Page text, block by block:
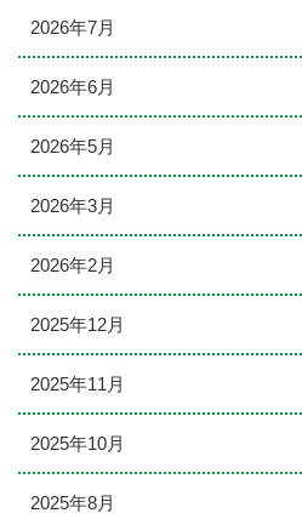
2026年7月
2026年6月
2026年5月
2026年3月
2026年2月
2025年12月
2025年11月
2025年10月
2025年8月